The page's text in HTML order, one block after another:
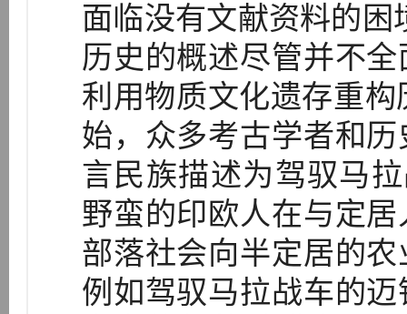
面临没有文献资料的困
历史的概述尽管并不
利用物质文化遗存重
始，众多考古学者和
言民族描述为驾驭马
野蛮的印欧人在与定
部落社会向半定居的
例如驾驭马拉战车的